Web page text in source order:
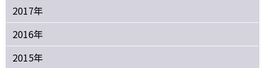
2017年
2016年
2015年